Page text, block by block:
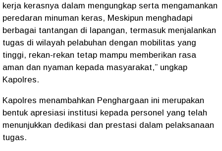
kerja kerasnya dalam mengungkap serta mengamankan
peredaran minuman keras, Meskipun menghadapi
berbagai tantangan di lapangan, termasuk menjalankan
tugas di wilayah pelabuhan dengan mobilitas yang
tinggi, rekan-rekan tetap mampu memberikan rasa
aman dan nyaman kepada masyarakat,” ungkap
Kapolres.
Kapolres menambahkan Penghargaan ini merupakan
bentuk apresiasi institusi kepada personel yang telah
menunjukkan dedikasi dan prestasi dalam pelaksanaan
tugas.